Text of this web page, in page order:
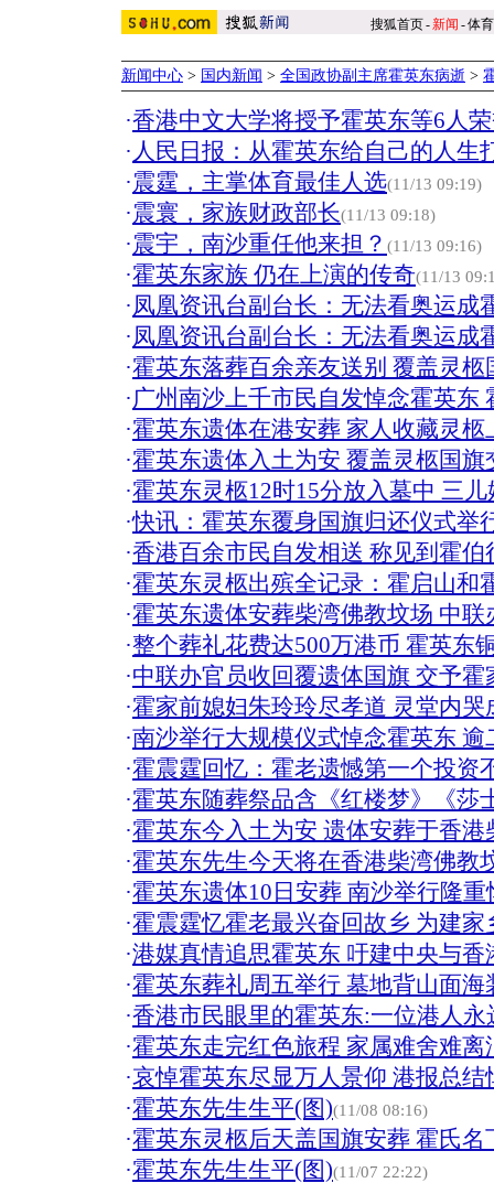
搜狐首页-新闻 -体育
新闻中心 > 国内新闻 > 全国政协副主席霍英东病逝 >
·香港中文大学将授予霍英东等6人
· 人民日报：从霍英东给自己的人生
·震霆，主掌体育最佳人选(11/13 09:19)
·震寰，家族财政部长(11/13 09:18)
·震宇，南沙重任他来担？ (11/13 09:16)
·霍英东家族 仍在上演的传奇(11/13
·凤凰资讯台副台长：无法看奥运成
·凤凰资讯台副台长：无法看奥运成
·霍英东落葬百余亲友送别 覆盖灵柩
·广州南沙上千市民自发悼念霍英东
·霍英东遗体在港安葬 家人收藏灵柩
·霍英东遗体入土为安 覆盖灵柩国旗
·霍英东灵柩12时15分放入墓中 三儿
·快讯：霍英东覆身国旗归还仪式举
·香港百余市民自发相送 称见到霍伯
·霍英东灵柩出殡全记录：霍启山和
·霍英东遗体安葬柴湾佛教坟场 中联
·整个葬礼花费达500万港币 霍英东
·中联办官员收回覆遗体国旗 交予霍
·霍家前媳妇朱玲玲尽孝道 灵堂内哭
·南沙举行大规模仪式悼念霍英东 逾
·霍震霆回忆：霍老遗憾第一个投资
·霍英东随葬祭品含《红楼梦》《莎
·霍英东今入土为安 遗体安葬于香港
·霍英东先生今天将在香港柴湾佛教
·霍英东遗体10日安葬 南沙举行隆重
·霍震霆忆霍老最兴奋回故乡 为建家
·港媒真情追思霍英东 吁建中央与香
·霍英东葬礼周五举行 墓地背山面海
·香港市民眼里的霍英东:一位港人永
·霍英东走完红色旅程 家属难舍难离
·哀悼霍英东尽显万人景仰 港报总结
·霍英东先生生平(图)(11/08 08:16)
·霍英东灵柩后天盖国旗安葬 霍氏名
·霍英东先生生平(图)(11/07 22:22)